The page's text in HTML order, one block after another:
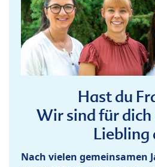
Hast du
Wir sind für dich
Liebling
Nach vielen gemeinsamen